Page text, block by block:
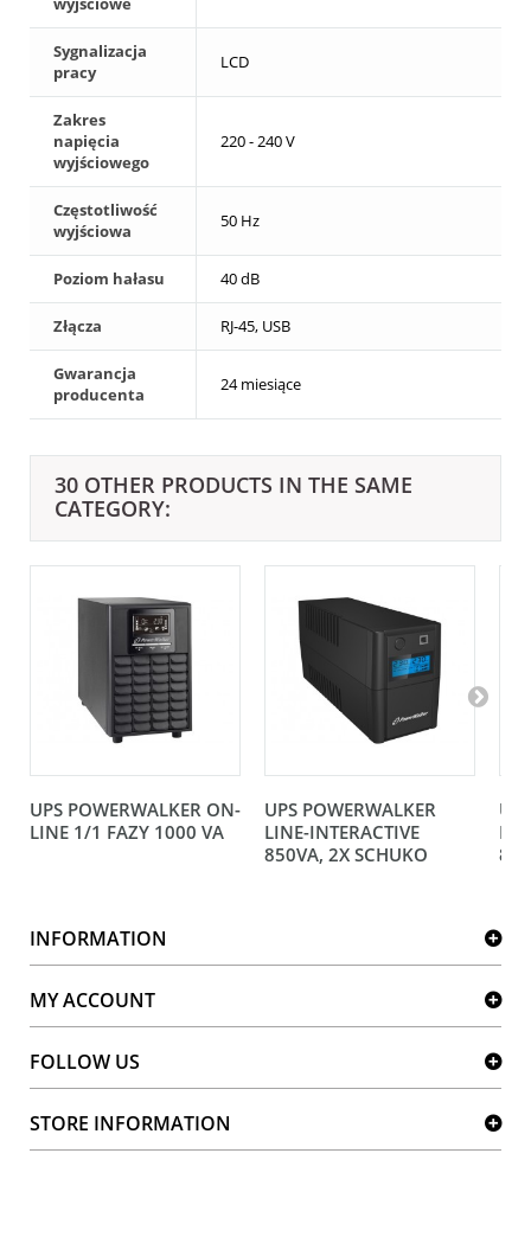
Sygnalizacja
pracy
LCD
Zakres
napięcia
wyjściowego
220 - 240 V
Częstotliwość
wyjściowa
50 Hz
Poziom hałasu 40 dB
Złącza RJ-45, USB
Gwarancja
producenta
24 miesiące
30 OTHER PRODUCTS IN THE SAME
CATEGORY:
UPS POWERWALKER ON-
LINE 1/1 FAZY 1000 VA
UPS POWERWALKER
LINE-INTERACTIVE
850VA, 2X SCHUKO
INFORMATION
MY ACCOUNT
FOLLOW US
STORE INFORMATION